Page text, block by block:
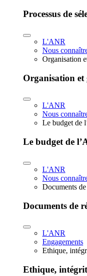
Processus de
L'ANR
Nous
Organisation
Organisation et
L'ANR
Nous
Le budget de
Le budget de
L'ANR
Nous
Documents
Documents de
L'ANR
Engagements
Ethique,
Ethique,